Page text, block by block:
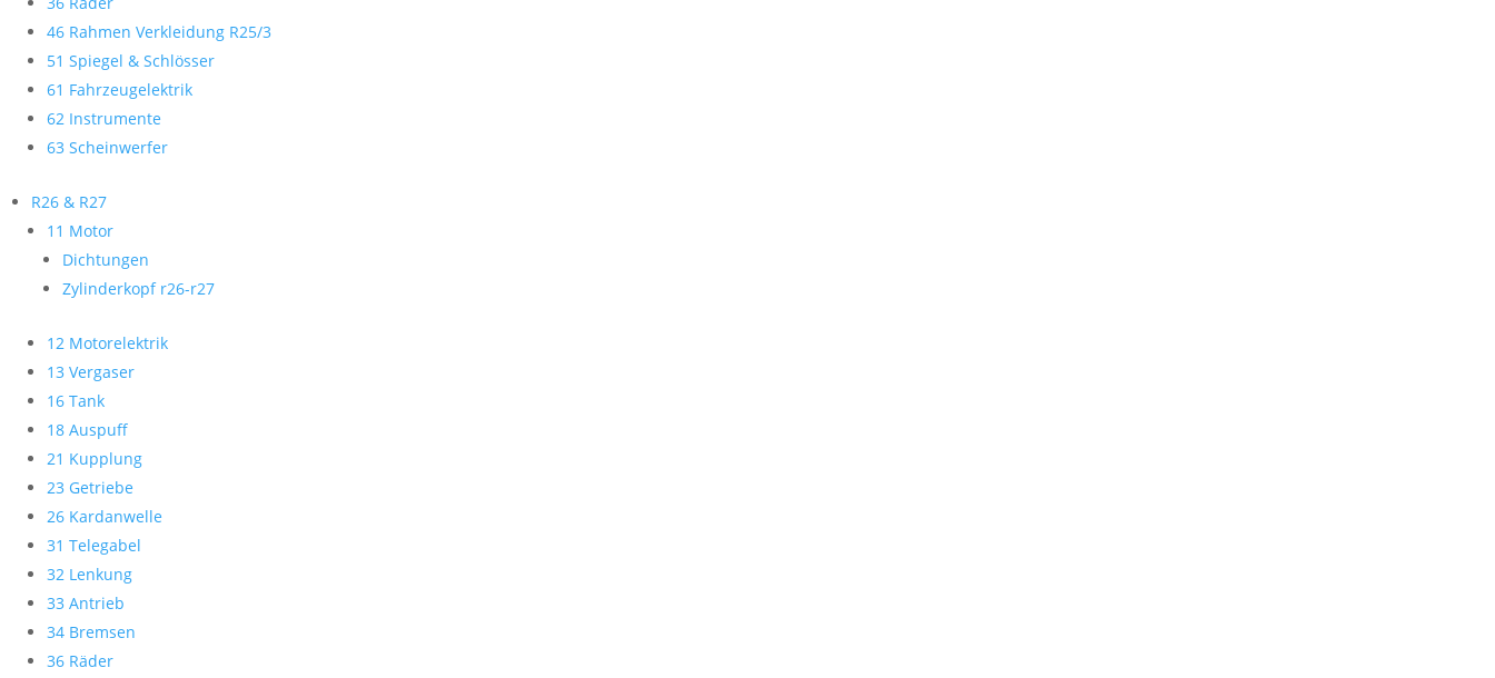
46 Rahmen Verkleidung R25/3
51 Spiegel & Schlösser
61 Fahrzeugelektrik
62 Instrumente
63 Scheinwerfer
R26 & R27
11 Motor
Dichtungen
Zylinderkopf r26-r27
12 Motorelektrik
13 Vergaser
16 Tank
18 Auspuff
21 Kupplung
23 Getriebe
26 Kardanwelle
31 Telegabel
32 Lenkung
33 Antrieb
34 Bremsen
36 Räder